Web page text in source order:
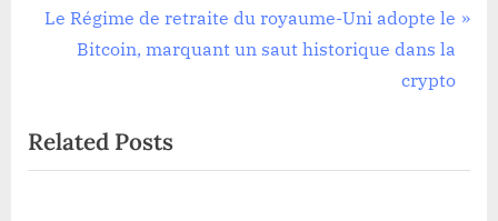
l’article
v
s
P
N
P
o
Le Régime de retraite du royaume-Uni adopte le
Bitcoin, marquant un saut historique dans la
crypto
Related Posts